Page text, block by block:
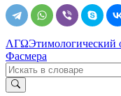
ΛΓΩЭтимологический
Фасмера